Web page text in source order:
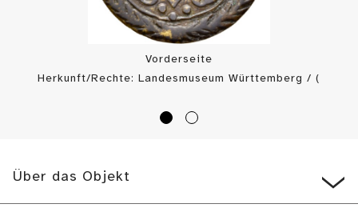
Vorderseite
Herkunft/Rechte: Landesmuseum Württemberg / (
Über das Objekt